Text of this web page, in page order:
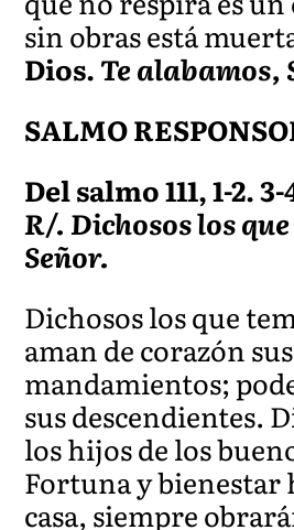
sin obras está
Dios.Te alabamos,
SALMO
Del salmo 111, 1-2.
R/. Dichosos los
Señor.
Dichosos los que
aman de corazón sus
mandamientos;
sus descendientes.
los hijos de los
Fortuna y bienestar
casa, siempre